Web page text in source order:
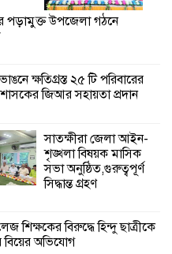
শিশুর মর্মান্তিক মৃত্যু,
রামপালে যথাযোগ্য
আলোচনা সভা পুরষ্কার
পড়ামুক্ত উপজেলা গঠনে
ক্ষতিগ্রস্ত ২৫ টি পরিবারের
জিআর সহায়তা প্রদান
সাতক্ষীরা জেলা আইন-
শৃঙ্খলা বিষয়ক মাসিক
সভা অনুষ্ঠিত,গুরুত্বপূর্ণ
সিদ্ধান্ত গ্রহণ
শিক্ষকের বিরুদ্ধে হিন্দু ছাত্রীকে
বিয়ের অভিযোগ